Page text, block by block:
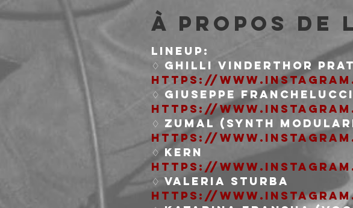
À propos de
LINEUP:
https://
https://
https://
https://
https://